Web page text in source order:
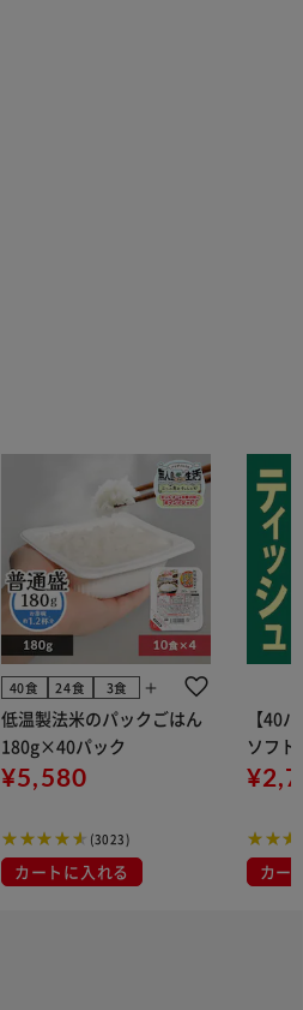
40食 24食 3食 add
低温製法米のパックごはん
180g×40パック
¥5,580
(3023)
カートに入れる
【40
ソフ
組) 5
カー